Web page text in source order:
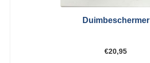
Duimbeschermer
€20,95